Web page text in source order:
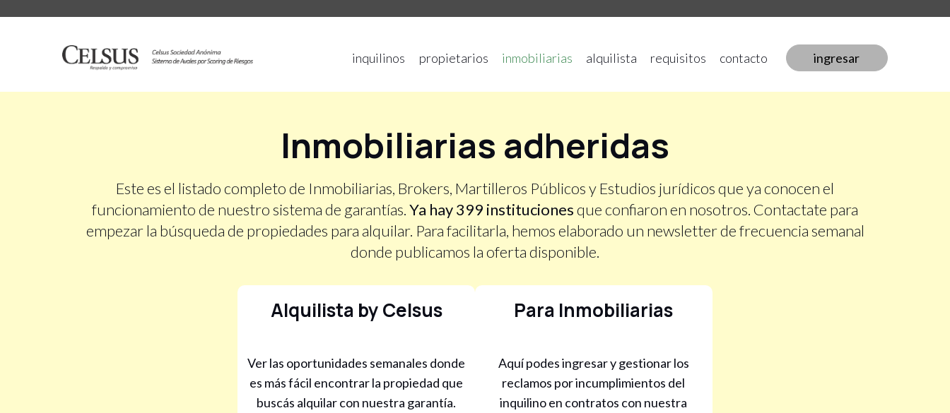
inquilinos propietarios inmobiliarias alquilista requisitos contacto ingresar
Inmobiliarias adheridas
Este es el listado completo de Inmobiliarias, Brokers, Martilleros Públicos y Estudios jurídicos que ya conocen el
funcionamiento de nuestro sistema de garantías.Ya hay 399 institucionesque confiaron en nosotros. Contactate para
empezar la búsqueda de propiedades para alquilar. Para facilitarla, hemos elaborado un newsletter de frecuencia semanal
donde publicamos la oferta disponible.
Alquilista by Celsus
Ver las oportunidades semanales donde
es más fácil encontrar la propiedad que
buscás alquilar con nuestra garantía.
Para Inmobiliarias
Aquí podes ingresar y gestionar los
reclamos por incumplimientos del
inquilino en contratos con nuestra